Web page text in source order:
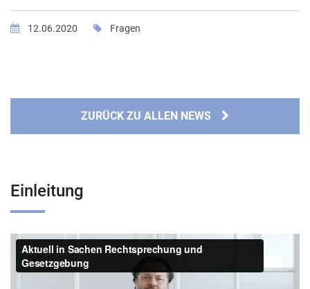
12.06.2020 Fragen
ZURÜCK ZU ALLEN NEWS
Einleitung